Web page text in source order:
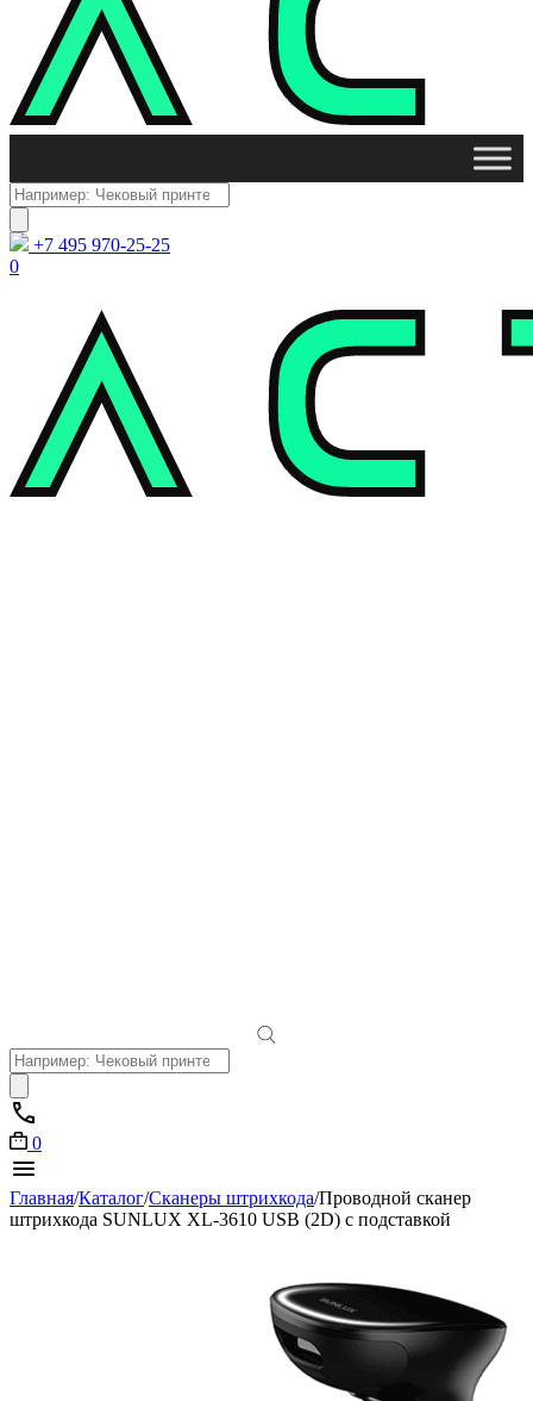
Поиск
товаров
+7 495 970-25-25
0
Поиск
товаров
0
Главная/Каталог/Сканеры штрихкода/Проводной сканер
штрихкода SUNLUX XL-3610 USB (2D) с подставкой